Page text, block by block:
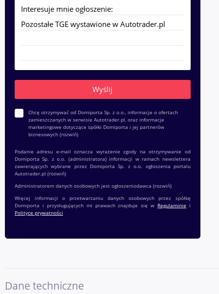
Chcę otrzymywać od Domiporta Sp. z o.o., informacje o ofertach
zamieszczanych w serwisie Autotrader.pl, oraz informacje
marketingowe dotyczące spółki Domiporta i jej partnerów
biznesowych (rozwiń)
Podanie adresu e-mail oznacza wyrażenie zgody na otrzymywanie od
Domiporta Sp. z o.o. (administratora) informacji w ramach newslettera
zawierających wybrane przez Domiporta Sp. z o.o. ogłoszenia portalu
Autotrader.pl (rozwiń)
Administratorem danych osobowych jest ogłoszeniodawca (rozwiń)
Więcej informacji o przetwarzaniu danych osobowych przez spółkę
Domiporta i przysługujących mi prawach znajduje się w Regulaminie i
Polityce prywatności
Dane techniczne